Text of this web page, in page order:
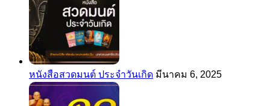
หนังสือสวดมนต์ ประจำวันเกิด มีนาคม 6, 2025